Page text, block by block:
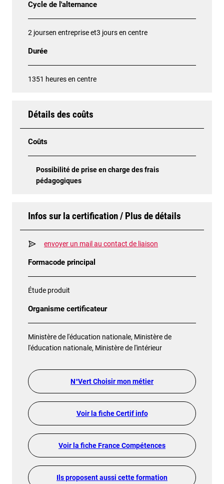
Cycle de l'alternance
2 joursen entreprise et3 jours en centre
Durée
1351 heures en centre
Détails des coûts
Coûts
Possibilité de prise en charge des frais
pédagogiques
Infos sur la certification / Plus de détails
envoyer un mail au contact de liaison
Formacode principal
Étude produit
Organisme certificateur
Ministère de l'éducation nationale, Ministère de
l'éducation nationale, Ministère de l'intérieur
N°Vert Choisir mon métier
Voir la fiche Certif info
Voir la fiche France Compétences
Ils proposent aussi cette formation